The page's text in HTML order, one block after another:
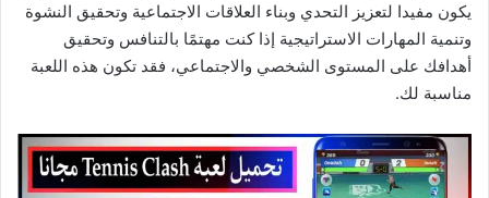
يكون مفيدا لتعزيز التحدي وبناء العلاقات الاجتماعية وتحقيق النشوة
وتنمية المهارات الاستراتيجية إذا كنت مهتمًا بالتنافس وتحقيق
أهدافك على المستوى الشخصي والاجتماعي، فقد تكون هذه اللعبة
مناسبة لك.